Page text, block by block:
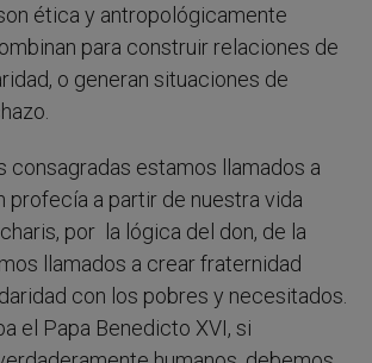
ética y antropológicamente
para construir relaciones de
o generan situaciones de
consagradas estamos llamados a
profecía a partir de nuestra vida
por la lógica del don, de la
llamados a crear fraternidad
con los pobres y necesitados.
el Papa Benedicto XVI, si